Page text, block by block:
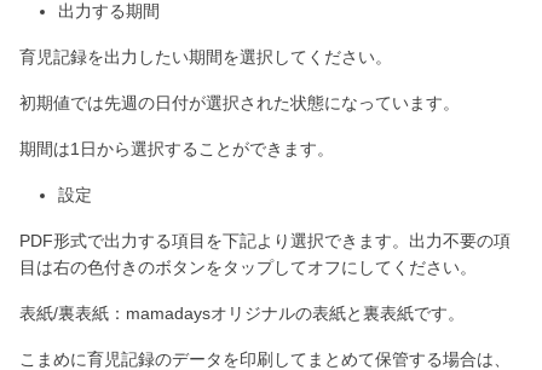
出力する期間
育児記録を出力したい期間を選択してください。
初期値では先週の日付が選択された状態になっています。
期間は1日から選択することができます。
設定
PDF形式で出力する項目を下記より選択できます。出力不要の項
目は右の色付きのボタンをタップしてオフにしてください。
表紙/裏表紙：mamadaysオリジナルの表紙と裏表紙です。
こまめに育児記録のデータを印刷してまとめて保管する場合は、